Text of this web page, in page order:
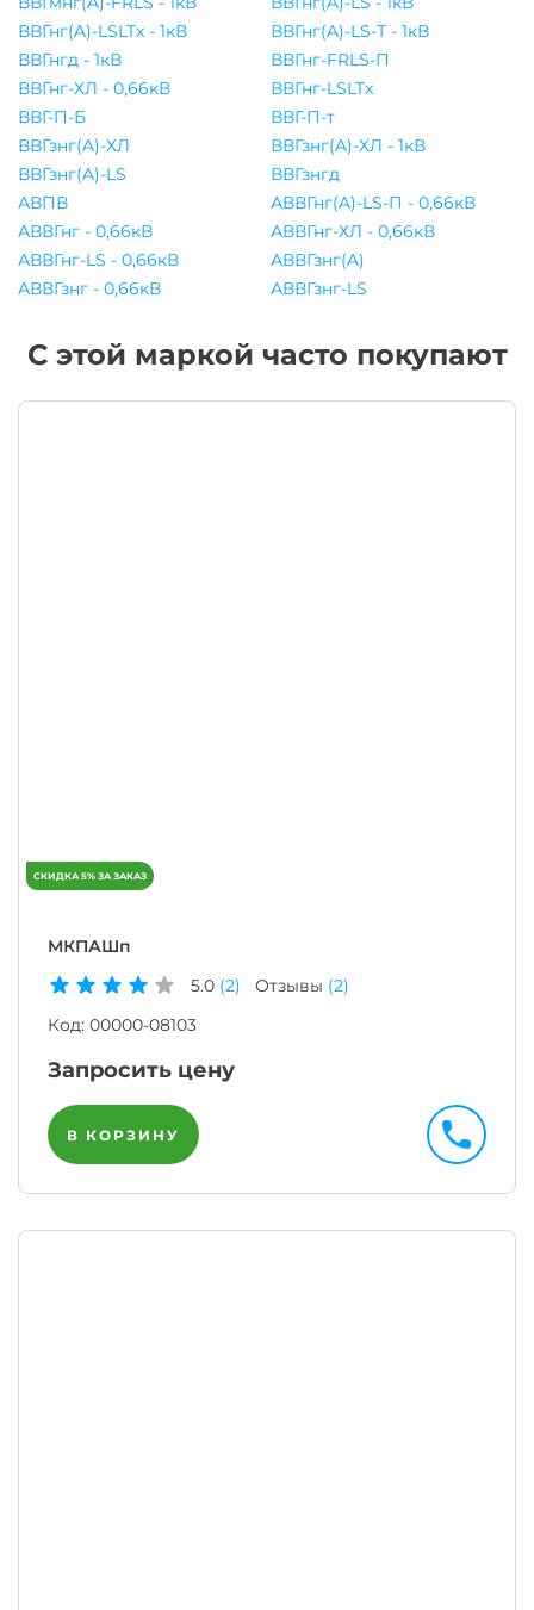
ВВГнг(A)-LSLTx - 1кВ
ВВГнг(A)-LS-Т - 1кВ
ВВГнгд - 1кВ
ВВГнг-FRLS-П
ВВГнг-ХЛ - 0,66кВ
ВВГнг-LSLTx
ВВГ-П-Б
ВВГ-П-т
ВВГзнг(A)-ХЛ
ВВГзнг(A)-ХЛ - 1кВ
ВВГзнг(A)-LS
ВВГзнгд
АВПВ
АВВГнг(A)-LS-П - 0,66кВ
АВВГнг - 0,66кВ
АВВГнг-ХЛ - 0,66кВ
АВВГнг-LS - 0,66кВ
АВВГзнг(A)
АВВГзнг - 0,66кВ
АВВГзнг-LS
С этой маркой часто покупают
МКПАШп
5.0 (2) Отзывы (2)
Код: 00000-08103
Запросить цену
В КОРЗИНУ